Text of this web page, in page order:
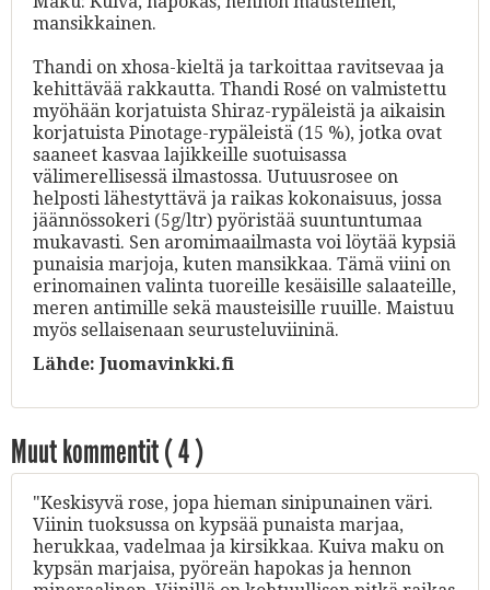
mansikkainen.
Thandi on xhosa-kieltä ja tarkoittaa ravitsevaa ja
kehittävää rakkautta. Thandi Rosé on valmistettu
myöhään korjatuista Shiraz-rypäleistä ja aikaisin
korjatuista Pinotage-rypäleistä (15 %), jotka ovat
saaneet kasvaa lajikkeille suotuisassa
välimerellisessä ilmastossa. Uutuusrosee on
helposti lähestyttävä ja raikas kokonaisuus, jossa
jäännössokeri (5g/ltr) pyöristää suuntuntumaa
mukavasti. Sen aromimaailmasta voi löytää kypsiä
punaisia marjoja, kuten mansikkaa. Tämä viini on
erinomainen valinta tuoreille kesäisille salaateille,
meren antimille sekä mausteisille ruuille. Maistuu
myös sellaisenaan seurusteluviininä.
Lähde: Juomavinkki.fi
Muut kommentit (4)
"Keskisyvä rose, jopa hieman sinipunainen väri.
Viinin tuoksussa on kypsää punaista marjaa,
herukkaa, vadelmaa ja kirsikkaa. Kuiva maku on
kypsän marjaisa, pyöreän hapokas ja hennon